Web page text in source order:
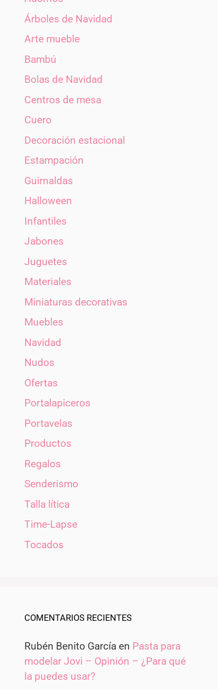
Árboles de Navidad
Arte mueble
Bambú
Bolas de Navidad
Centros de mesa
Cuero
Decoración estacional
Estampación
Guirnaldas
Halloween
Infantiles
Jabones
Juguetes
Materiales
Miniaturas decorativas
Muebles
Navidad
Nudos
Ofertas
Portalapiceros
Portavelas
Productos
Regalos
Senderismo
Talla lítica
Time-Lapse
Tocados
COMENTARIOS RECIENTES
Rubén Benito García en Pasta para
modelar Jovi – Opinión – ¿Para qué
la puedes usar?